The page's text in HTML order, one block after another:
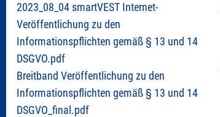
2023_08_04 smartVEST Internet-
Veröffentlichung zu den
Informationspflichten gemäß § 13 und 14
DSGVO.pdf
Breitband Veröffentlichung zu den
Informationspflichten gemäß § 13 und 14
DSGVO_final.pdf